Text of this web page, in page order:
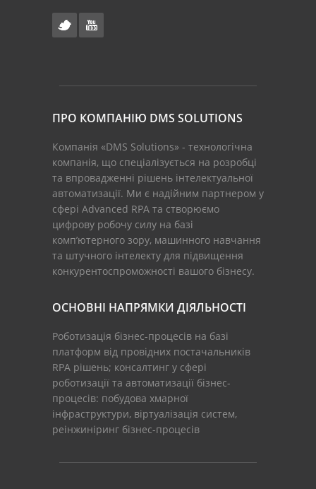
ПРО КОМПАНІЮ DMS SOLUTIONS
Компанія «DMS Solutions» - технологічна
компанія, що спеціалізується на розробці
та впровадженні рішень інтелектуальної
автоматизації. Ми є надійним партнером у
сфері Advanced RPA та створюємо
цифрову робочу силу на базі
комп’ютерного зору, машинного навчання
та штучного інтелекту для підвищення
конкурентоспроможності вашого бізнесу.
ОСНОВНІ НАПРЯМКИ ДІЯЛЬНОСТІ
Роботизація бізнес-процесів на базі
платформ від провідних постачальників
RPA рішень; консалтинг у сфері
роботизації та автоматизації бізнес-
процесів: побудова хмарної
інфраструктури, віртуалізація систем,
реінжиніринг бізнес-процесів